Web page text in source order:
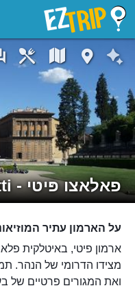
פאלאצו פּיטי - Palazzo Pitti
על הארמון עתיר
מצידו הדרומי של הנהר.
ואת המגורים פרטיים של
EZTrip